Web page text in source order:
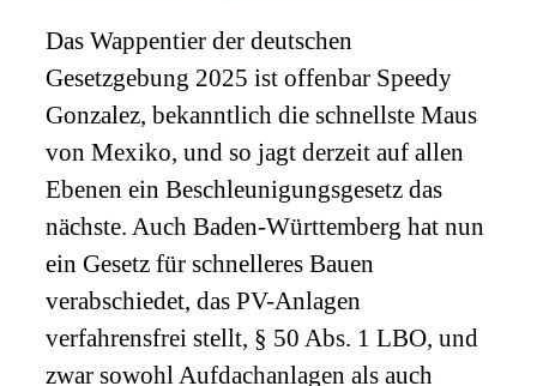
Das Wappentier der deutschen
Gesetzgebung 2025 ist offenbar Speedy
Gonzalez, bekanntlich die schnellste Maus
von Mexiko, und so jagt derzeit auf allen
Ebenen ein Beschleunigungsgesetz das
nächste. Auch Baden-Württemberg hat nun
ein Gesetz für schnelleres Bauen
verabschiedet, das PV-Anlagen
verfahrensfrei stellt, § 50 Abs. 1 LBO, und
zwar sowohl Aufdachanlagen als auch